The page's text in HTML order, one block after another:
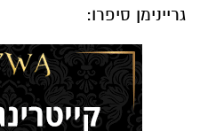
גריינימן סיפרו: